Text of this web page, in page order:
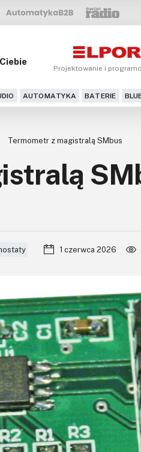
Projektowanie i
AUTOMATYKA BATERIE
Termometr z magistralą SMbus
1 czerwca 2026